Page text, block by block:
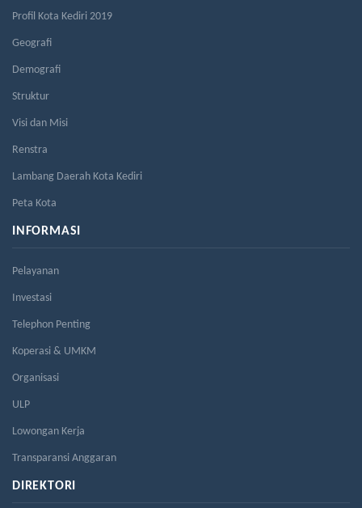
Profil Kota Kediri 2019
Geografi
Demografi
Struktur
Visi dan Misi
Renstra
Lambang Daerah Kota Kediri
Peta Kota
INFORMASI
Pelayanan
Investasi
Telephon Penting
Koperasi & UMKM
Organisasi
ULP
Lowongan Kerja
Transparansi Anggaran
DIREKTORI